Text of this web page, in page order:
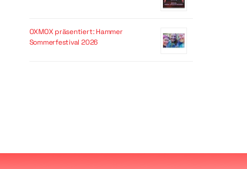
OXMOX präsentiert: Hammer
Sommerfestival 2026